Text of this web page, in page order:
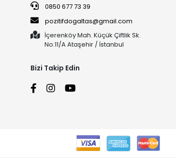
0850 677 73 39
pozitifdogaltas@gmail.com
İçerenköy Mah. Küçük Çiftlik Sk.
No:11/A Ataşehir / İstanbul
Bizi Takip Edin